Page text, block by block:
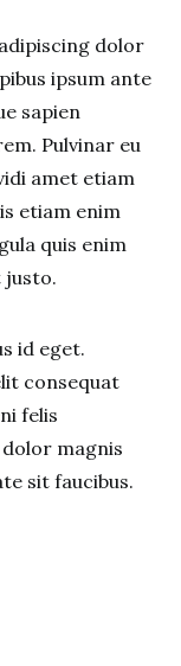
dolor
ipsum ante
sapien
Pulvinar eu
amet etiam
etiam enim
quis enim
justo.
id eget.
consequat
felis
magnis
sit faucibus.